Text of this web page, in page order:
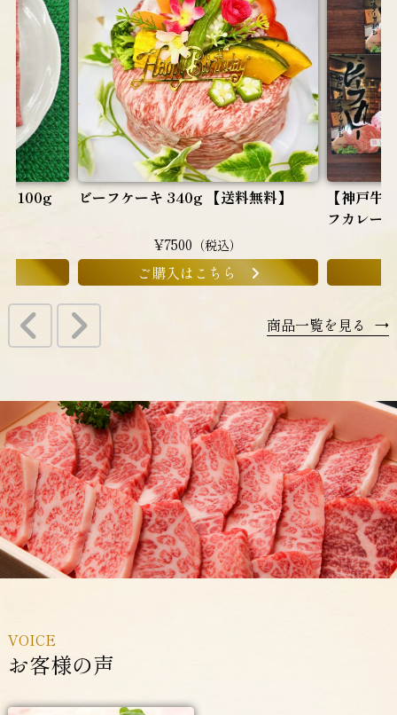
100g ビーフケーキ 340g 【送料無料】
¥7500 （税込）
ご購入はこちら
【神戸牛
フカレー
商品一覧を見る →
VOICE
お客様の声